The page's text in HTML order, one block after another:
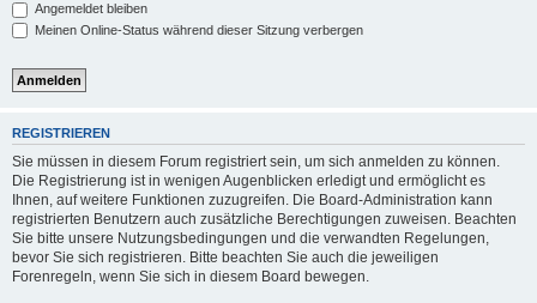
Angemeldet bleiben
Meinen Online-Status während dieser Sitzung verbergen
REGISTRIEREN
Sie müssen in diesem Forum registriert sein, um sich anmelden zu können.
Die Registrierung ist in wenigen Augenblicken erledigt und ermöglicht es
Ihnen, auf weitere Funktionen zuzugreifen. Die Board-Administration kann
registrierten Benutzern auch zusätzliche Berechtigungen zuweisen. Beachten
Sie bitte unsere Nutzungsbedingungen und die verwandten Regelungen,
bevor Sie sich registrieren. Bitte beachten Sie auch die jeweiligen
Forenregeln, wenn Sie sich in diesem Board bewegen.